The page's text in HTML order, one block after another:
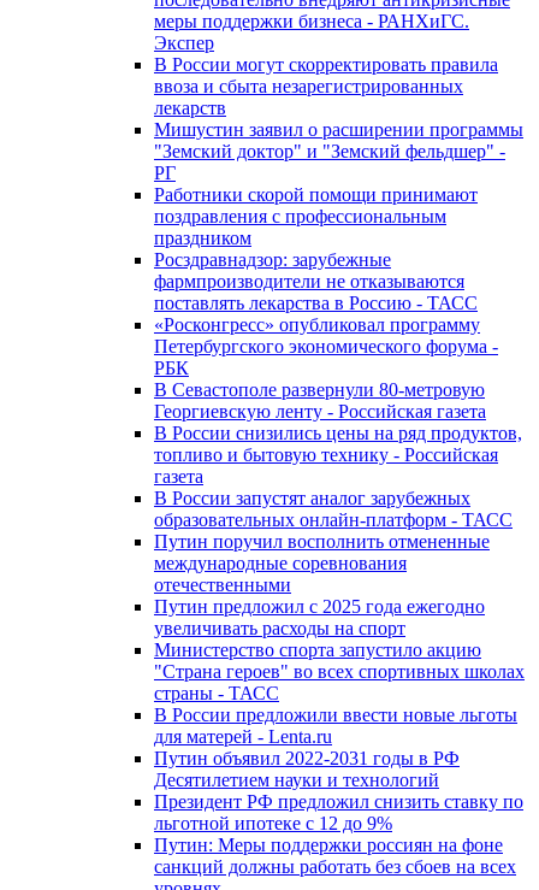
меры поддержки бизнеса - РАНХиГС.
Экспер
В России могут скорректировать правила
ввоза и сбыта незарегистрированных
лекарств
Мишустин заявил о расширении программы
"Земский доктор" и "Земский фельдшер" -
РГ
Работники скорой помощи принимают
поздравления с профессиональным
праздником
Росздравнадзор: зарубежные
фармпроизводители не отказываются
поставлять лекарства в Россию - ТАСС
«Росконгресс» опубликовал программу
Петербургского экономического форума -
РБК
В Севастополе развернули 80-метровую
Георгиевскую ленту - Российская газета
В России снизились цены на ряд продуктов,
топливо и бытовую технику - Российская
газета
В России запустят аналог зарубежных
образовательных онлайн-платформ - ТАСС
Путин поручил восполнить отмененные
международные соревнования
отечественными
Путин предложил с 2025 года ежегодно
увеличивать расходы на спорт
Министерство спорта запустило акцию
"Страна героев" во всех спортивных школах
страны - ТАСС
В России предложили ввести новые льготы
для матерей - Lenta.ru
Путин объявил 2022-2031 годы в РФ
Десятилетием науки и технологий
Президент РФ предложил снизить ставку по
льготной ипотеке с 12 до 9%
Путин: Меры поддержки россиян на фоне
санкций должны работать без сбоев на всех